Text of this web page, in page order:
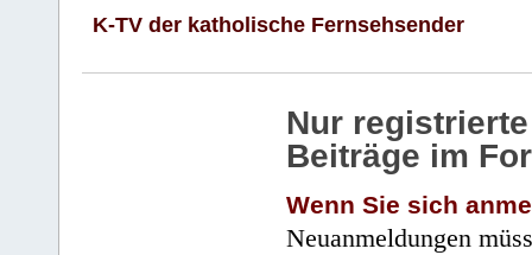
K-TV der katholische Fernsehsender
Nur
Beiträge im
Wenn Sie sich
Neuanmeldungen